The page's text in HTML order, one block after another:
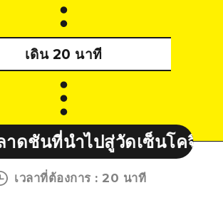
เดิน 20 นาที
ดเซ็นโคจิ ความลาดชั
เวลาที่ต้องการ : 20 นาที